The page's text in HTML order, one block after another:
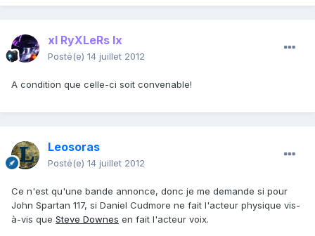
xI RyXLeRs Ix
Posté(e) 14 juillet 2012
A condition que celle-ci soit convenable!
Leosoras
Posté(e) 14 juillet 2012
Ce n'est qu'une bande annonce, donc je me demande si pour
John Spartan 117, si Daniel Cudmore ne fait l'acteur physique vis-
à-vis que Steve Downes en fait l'acteur voix.